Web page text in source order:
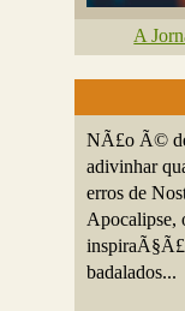
A
NÃ£o Ã©
adivinhar
erros de
Apocalipse,
badalados...